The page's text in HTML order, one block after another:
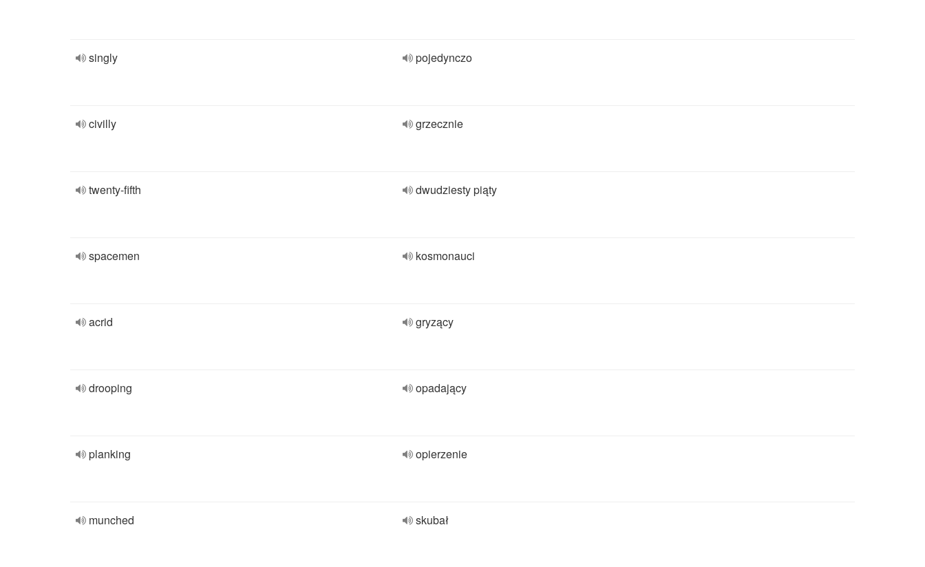
singly pojedynczo
civilly grzecznie
twenty-fifth dwudziesty piąty
spacemen kosmonauci
acrid gryzący
drooping opadający
planking opierzenie
munched skubał